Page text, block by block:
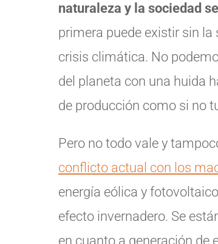
naturaleza y la sociedad
primera puede existir sin
crisis climática. No
del planeta con una huida
de producción como si no
Pero no todo vale y
conflicto actual con los
energía eólica y
efecto invernadero. Se
en cuanto a generación de